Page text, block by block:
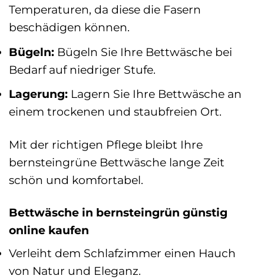
Temperaturen, da diese die Fasern
beschädigen können.
Bügeln: Bügeln Sie Ihre Bettwäsche bei
Bedarf auf niedriger Stufe.
Lagerung: Lagern Sie Ihre Bettwäsche an
einem trockenen und staubfreien Ort.
Mit der richtigen Pflege bleibt Ihre
bernsteingrüne Bettwäsche lange Zeit
schön und komfortabel.
Bettwäsche in bernsteingrün günstig
online kaufen
Verleiht dem Schlafzimmer einen Hauch
von Natur und Eleganz.